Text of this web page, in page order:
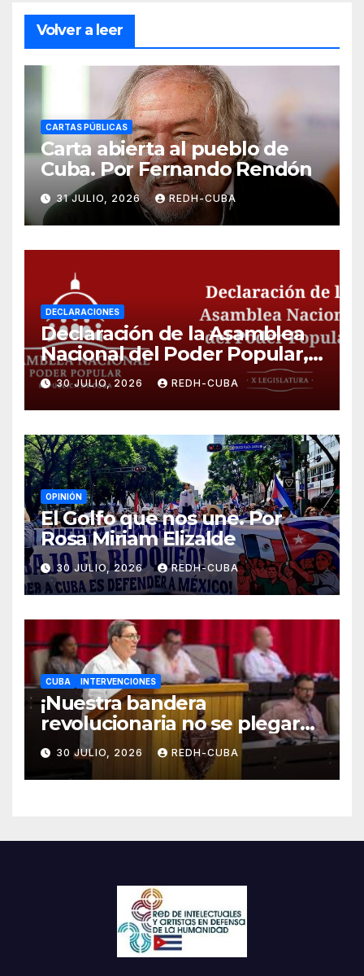
Volver a leer
CARTAS PÚBLICAS
Carta abierta al pueblo de
Cuba. Por Fernando Rendón
31 JULIO, 2026 REDH-CUBA
DECLARACIONES
Declaración de la Asamblea
Nacional del Poder Popular,
¡Cesen el cerco energético y
el castigo colectivo al pueblo
cubano!
30 JULIO, 2026 REDH-CUBA
OPINIÓN
El Golfo que nos une. Por
Rosa Miriam Elizalde
30 JULIO, 2026 REDH-CUBA
CUBA INTERVENCIONES
¡Nuestra bandera
revolucionaria no se plegará
jamás! Por Bruno Rodríguez
Parrilla
30 JULIO, 2026 REDH-CUBA